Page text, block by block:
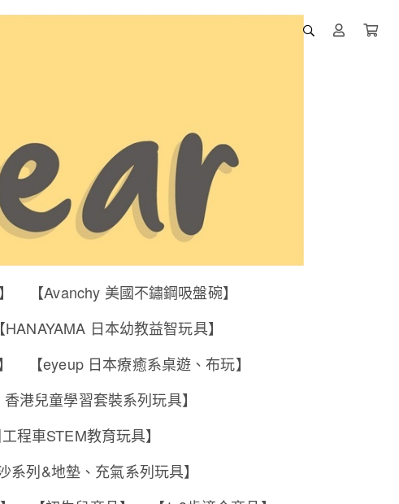
【Avanchy 美國不鏽鋼吸盤碗】
【HANAYAMA 日本幼教益智玩具】
【eyeup 日本療癒系桌遊、布玩】
香港兒童學習套裝系列玩具】
程車STEM教育玩具】
系列&地墊、充氣系列玩具】